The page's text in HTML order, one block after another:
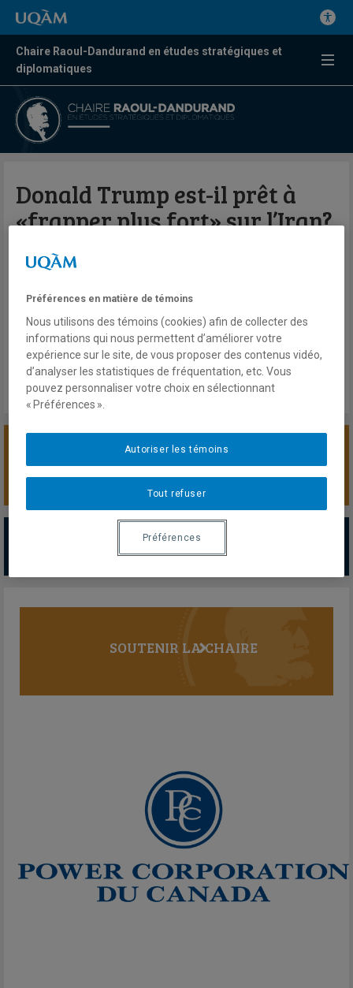
Chaire Raoul-Dandurand en études stratégiques et
diplomatiques
Donald Trump est-il prêt à
«frapper plus fort» sur l’Iran?
Valérie Beaudoin
98,5 FM
Mercredi 28 janvier 2026
Lien externe
SOUTENIR LA CHAIRE
PARTENAIRES MAJEURS
Tous les partenaires
SOUTENIR LA CHAIRE
Préférences en matière de témoins
Nous utilisons des témoins (cookies) afin de collecter des
informations qui nous permettent d’améliorer votre
expérience sur le site, de vous proposer des contenus vidéo,
d’analyser les statistiques de fréquentation, etc. Vous
pouvez personnaliser votre choix en sélectionnant
« Préférences ».
Tout refuser
Autoriser les témoins
Préférences